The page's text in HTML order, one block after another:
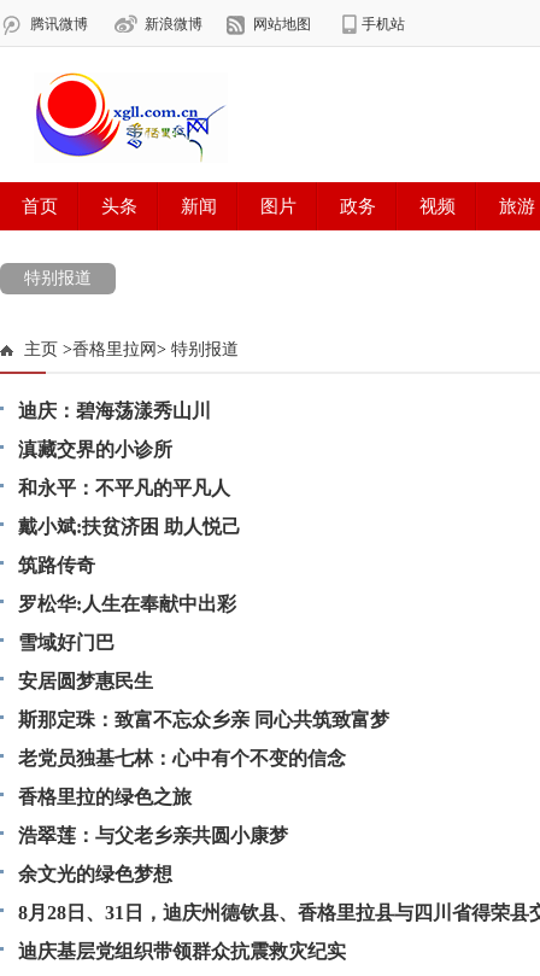
特别报道
主页 >香格里拉网 > 特别报道
迪庆：碧海荡漾秀山川
滇藏交界的小诊所
和永平：不平凡的平凡人
戴小斌:扶贫济困 助人悦己
筑路传奇
罗松华:人生在奉献中出彩
雪域好门巴
安居圆梦惠民生
斯那定珠：致富不忘众乡亲 同心共筑致富梦
老党员独基七林：心中有个不变的信念
香格里拉的绿色之旅
浩翠莲：与父老乡亲共圆小康梦
余文光的绿色梦想
8月28日、31日，迪庆州德钦县、香格里拉县与四川省得荣县
先后发生5.1级和5.9级地震。作为前往灾区一线的“无冕之王”
迪庆基层党组织带领群众抗震救灾纪实